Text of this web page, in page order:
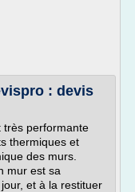
: devis
très performante
thermiques et
des murs.
mur est sa
et à la restituer